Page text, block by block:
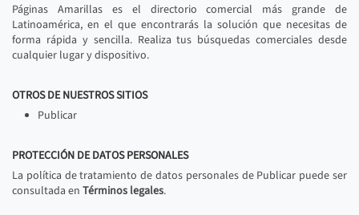
Páginas Amarillas es el directorio comercial más grande de
Latinoamérica, en el que encontrarás la solución que necesitas de
forma rápida y sencilla. Realiza tus búsquedas comerciales desde
cualquier lugar y dispositivo.
OTROS DE NUESTROS SITIOS
Publicar
PROTECCIÓN DE DATOS PERSONALES
La política de tratamiento de datos personales de Publicar puede ser
consultada en Términos legales.